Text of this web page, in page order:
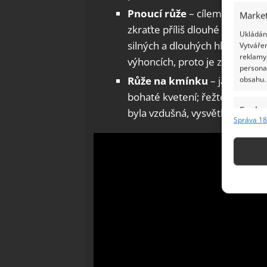
obsahu.
Funkce
Správa
Pnoucí růže– cílem prořezu
zkraťte příliš dlouhé boční
silných a dlouhých hlavních
výhoncích, proto je
Růže na kmínku – jarním
bohaté kvetení; řežte tak, aby
byla vzdušná, vysvětluje